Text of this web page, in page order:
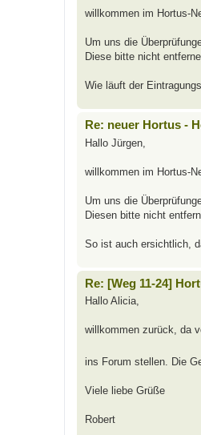
willkommen im Hortus-
Um uns die
Diese bitte nicht
Wie läuft der
Re: neuer Hortus -
Hallo Jürgen,
willkommen im Hortus-
Um uns die
Diesen bitte nicht
So ist auch ersichtlich,
Re: [Weg 11-24]
Hallo Alicia,
willkommen zurück, da
ins Forum stellen. Die
Viele liebe Grüße
Robert